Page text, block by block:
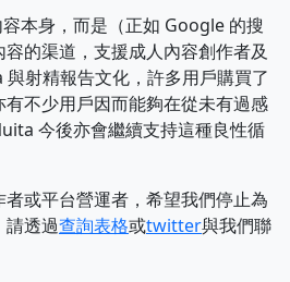
本身，而是（正如 Google 的搜
的渠道，支援成人內容創作者及
射精報告文化，許多用戶購買了
不少用戶因而能夠在從未有過感
今後亦會繼續支持這種良性循
或平台營運者，希望我們停止為
透過查詢表格或twitter與我們聯